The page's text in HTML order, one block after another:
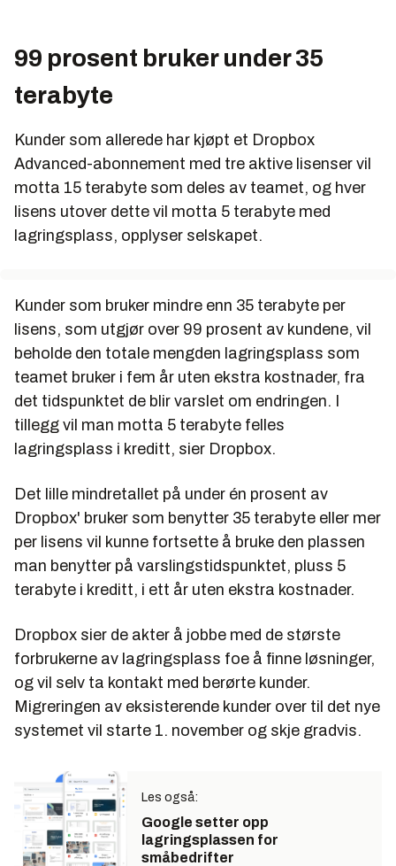
99 prosent bruker under 35
terabyte
Kunder som allerede har kjøpt et Dropbox
Advanced-abonnement med tre aktive lisenser vil
motta 15 terabyte som deles av teamet, og hver
lisens utover dette vil motta 5 terabyte med
lagringsplass, opplyser selskapet.
Kunder som bruker mindre enn 35 terabyte per
lisens, som utgjør over 99 prosent av kundene, vil
beholde den totale mengden lagringsplass som
teamet bruker i fem år uten ekstra kostnader, fra
det tidspunktet de blir varslet om endringen. I
tillegg vil man motta 5 terabyte felles
lagringsplass i kreditt, sier Dropbox.
Det lille mindretallet på under én prosent av
Dropbox' bruker som benytter 35 terabyte eller mer
per lisens vil kunne fortsette å bruke den plassen
man benytter på varslingstidspunktet, pluss 5
terabyte i kreditt, i ett år uten ekstra kostnader.
Dropbox sier de akter å jobbe med de største
forbrukerne av lagringsplass foe å finne løsninger,
og vil selv ta kontakt med berørte kunder.
Migreringen av eksisterende kunder over til det nye
systemet vil starte 1. november og skje gradvis.
Les også:
Google setter opp
lagringsplassen for
småbedrifter